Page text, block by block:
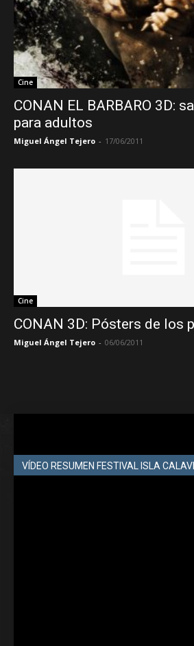
Cine
CONAN EL BARBARO 3D:
para adultos
Miguel Ángel Tejero - 17/06/2011
Cine
CONAN 3D: Pósters de los
Miguel Ángel Tejero - 06/06/2011
VÍDEO RESUMEN FESTIVAL ISLA